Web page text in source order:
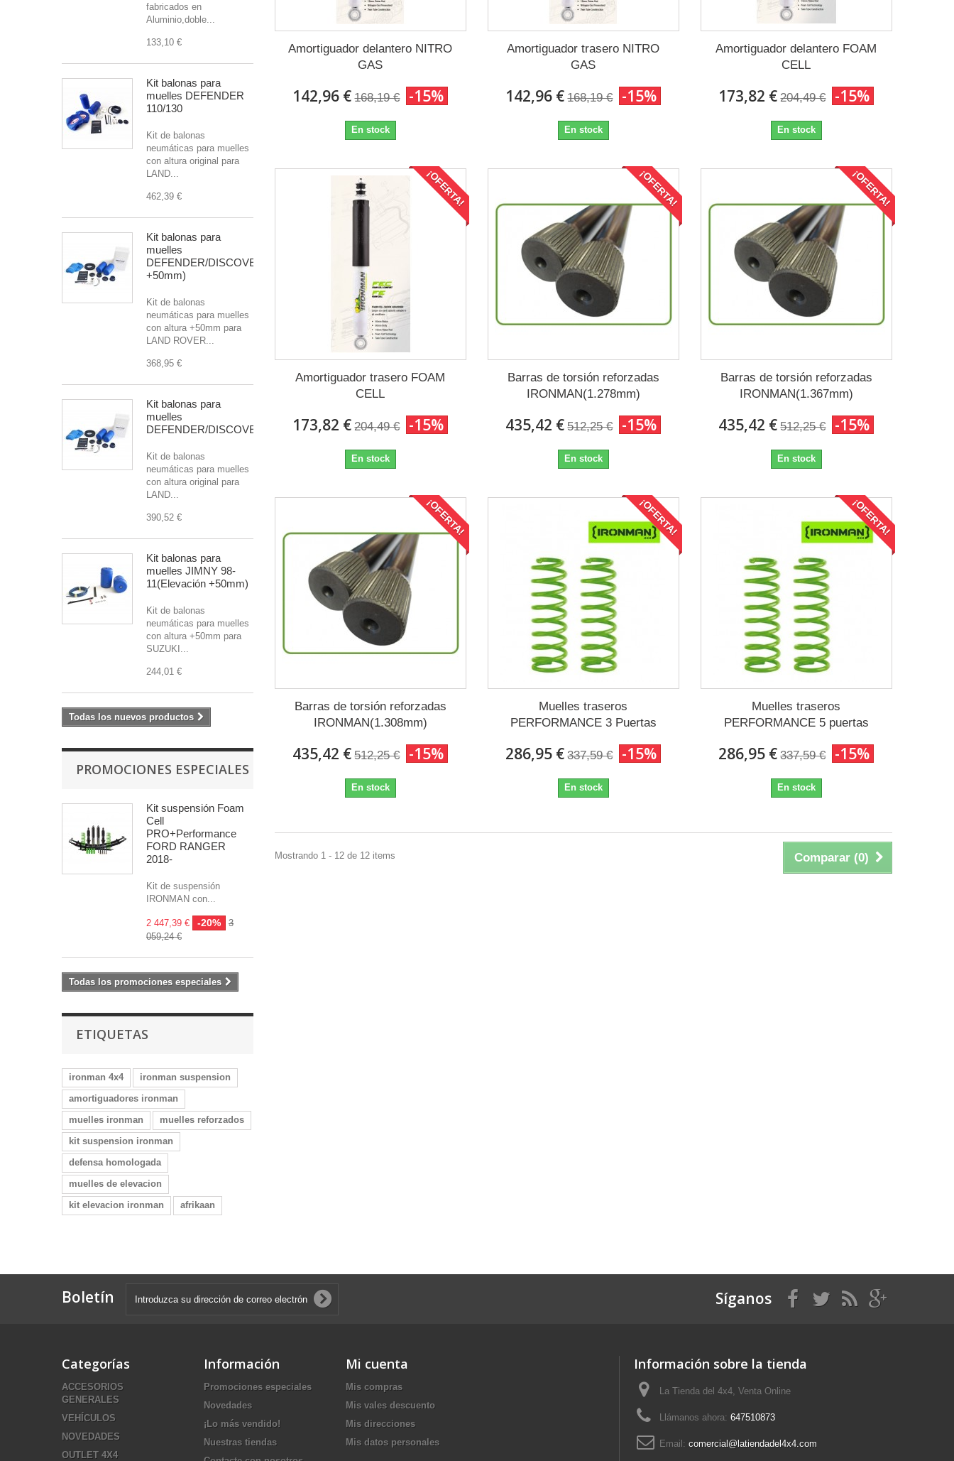
fabricados en
Aluminio,doble...
133,10 €
Kit balonas para
muelles DEFENDER
110/130
Kit de balonas
neumáticas para muelles
con altura original para
LAND...
462,39 €
Kit balonas para
muelles
DEFENDER/DISCOVERY/R.ROVER(Elevación
+50mm)
Kit de balonas
neumáticas para muelles
con altura +50mm para
LAND ROVER...
368,95 €
Kit balonas para
muelles
DEFENDER/DISCOVERY/R.ROVER
Kit de balonas
neumáticas para muelles
con altura original para
LAND...
390,52 €
Kit balonas para
muelles JIMNY 98-
11(Elevación +50mm)
Kit de balonas
neumáticas para muelles
con altura +50mm para
SUZUKI...
244,01 €
Todas los nuevos productos
PROMOCIONES ESPECIALES
Kit suspensión Foam
Cell
PRO+Performance
FORD RANGER
2018-
Kit de suspensión
IRONMAN con...
2 447,39 € -20%
3
059,24 €
Todas los promociones especiales
ETIQUETAS
ironman 4x4
ironman suspension
amortiguadores ironman
muelles ironman
muelles reforzados
kit suspension ironman
defensa homologada
muelles de elevacion
kit elevacion ironman
afrikaan
Amortiguador delantero NITRO
GAS
142,96 € 168,19 € -15%
En stock
Amortiguador trasero NITRO
GAS
142,96 € 168,19 € -15%
En stock
Amortiguador delantero FOAM
CELL
173,82 € 204,49 € -15%
En stock
¡OFERTA!
Amortiguador trasero FOAM
CELL
173,82 € 204,49 € -15%
En stock
¡OFERTA!
Barras de torsión reforzadas
IRONMAN(1.278mm)
435,42 € 512,25 € -15%
En stock
¡OFERTA!
Barras de torsión reforzadas
IRONMAN(1.367mm)
435,42 € 512,25 € -15%
En stock
¡OFERTA!
Barras de torsión reforzadas
IRONMAN(1.308mm)
435,42 € 512,25 € -15%
En stock
¡OFERTA!
Muelles traseros
PERFORMANCE 3 Puertas
286,95 € 337,59 € -15%
En stock
¡OFERTA!
Muelles traseros
PERFORMANCE 5 puertas
286,95 € 337,59 € -15%
En stock
Comparar (0)
Mostrando 1 - 12 de 12 items
Boletín Síganos
Categorías
ACCESORIOS
GENERALES
VEHÍCULOS
NOVEDADES
OUTLET 4X4
Información
Promociones especiales
Novedades
¡Lo más vendido!
Nuestras tiendas
Mi cuenta
Mis compras
Mis vales descuento
Mis direcciones
Mis datos personales
Información sobre la tienda
La Tienda del 4x4, Venta Online
Llámanos ahora: 647510873
Email: comercial@latiendadel4x4.com